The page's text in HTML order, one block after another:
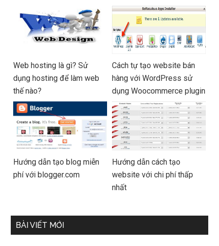
Web hosting là gì? Sử
dụng hosting để làm web
thế nào?
Cách tự tạo website bán
hàng với WordPress sử
dụng Woocommerce plugin
Hướng dẫn tạo blog miễn
phí với blogger.com
Hướng dẫn cách tạo
website với chi phí thấp
nhất
BÀI VIẾT MỚI